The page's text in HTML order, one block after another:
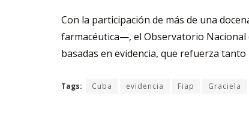
Con la participación de más de una
farmacéutica—, el Observatorio
basadas en evidencia, que refuerza
Tags: Cuba evidencia Fiap Graciela